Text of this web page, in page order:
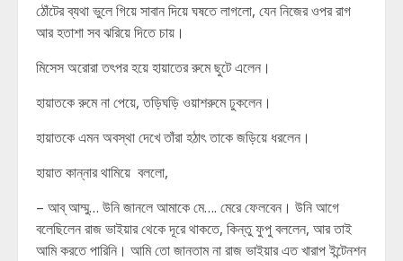
ঠোঁটের ব্যথা ভুলে গিয়ে সাবান দিয়ে ঘষতে লাগলো, যেন নিজের ওপর রাগ
আর হতাশা সব ঝরিয়ে দিতে চায়।
মিসেস অরোরা তৎপর হয়ে হায়াতের রুমে ছুটে এলেন।
হায়াতকে রুমে না পেয়ে, তড়িঘড়ি ওয়াশরুমে ঢুকলেন।
হায়াতকে এমন অবস্থা দেখে তাঁরা হঠাৎ তাকে জড়িয়ে ধরলেন।
হায়াত কান্নার থামিয়ে বললো,
– আব্ আম্মু… উনি জানলে আমাকে মে…. মেরে ফেলবেন। উনি আগে
বলেছিলেন রাজ ভাইয়ার থেকে দূরে থাকতে, কিন্তু ফুপু বললেন, আর তাই
আমি করতে পারিনি। আমি তো জানতাম না রাজ ভাইয়ার এত খারাপ ইন্টেনশন